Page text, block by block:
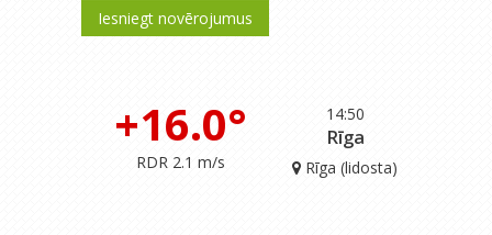
Iesniegt novērojumus
14:50
+16.0°
RDR 2.1 m/s
Rīga
Rīga (lidosta)